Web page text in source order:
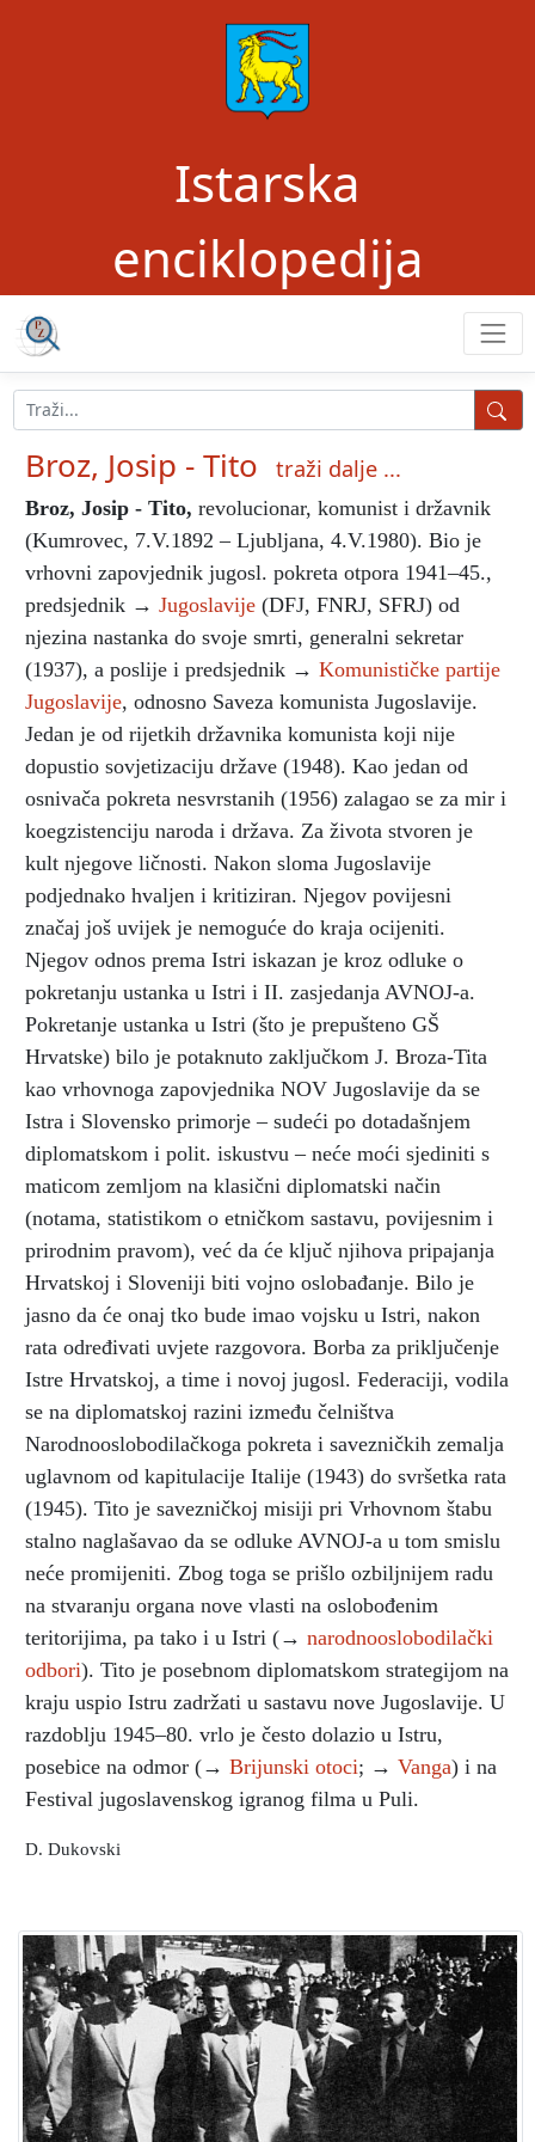
Istarska
enciklopedija
Broz, Josip - Tito traži dalje ...
Broz, Josip - Tito, revolucionar, komunist i državnik
(Kumrovec, 7.V.1892 – Ljubljana, 4.V.1980). Bio je
vrhovni zapovjednik jugosl. pokreta otpora 1941–45.,
predsjednik → Jugoslavije (DFJ, FNRJ, SFRJ) od
njezina nastanka do svoje smrti, generalni sekretar
(1937), a poslije i predsjednik → Komunističke partije
Jugoslavije, odnosno Saveza komunista Jugoslavije.
Jedan je od rijetkih državnika komunista koji nije
dopustio sovjetizaciju države (1948). Kao jedan od
osnivača pokreta nesvrstanih (1956) zalagao se za mir i
koegzistenciju naroda i država. Za života stvoren je
kult njegove ličnosti. Nakon sloma Jugoslavije
podjednako hvaljen i kritiziran. Njegov povijesni
značaj još uvijek je nemoguće do kraja ocijeniti.
Njegov odnos prema Istri iskazan je kroz odluke o
pokretanju ustanka u Istri i II. zasjedanja AVNOJ-a.
Pokretanje ustanka u Istri (što je prepušteno GŠ
Hrvatske) bilo je potaknuto zaključkom J. Broza-Tita
kao vrhovnoga zapovjednika NOV Jugoslavije da se
Istra i Slovensko primorje – sudeći po dotadašnjem
diplomatskom i polit. iskustvu – neće moći sjediniti s
maticom zemljom na klasični diplomatski način
(notama, statistikom o etničkom sastavu, povijesnim i
prirodnim pravom), već da će ključ njihova pripajanja
Hrvatskoj i Sloveniji biti vojno oslobađanje. Bilo je
jasno da će onaj tko bude imao vojsku u Istri, nakon
rata određivati uvjete razgovora. Borba za priključenje
Istre Hrvatskoj, a time i novoj jugosl. Federaciji, vodila
se na diplomatskoj razini između čelništva
Narodnooslobodilačkoga pokreta i savezničkih zemalja
uglavnom od kapitulacije Italije (1943) do svršetka rata
(1945). Tito je savezničkoj misiji pri Vrhovnom štabu
stalno naglašavao da se odluke AVNOJ-a u tom smislu
neće promijeniti. Zbog toga se prišlo ozbiljnijem radu
na stvaranju organa nove vlasti na oslobođenim
teritorijima, pa tako i u Istri (→ narodnooslobodilački
odbori). Tito je posebnom diplomatskom strategijom na
kraju uspio Istru zadržati u sastavu nove Jugoslavije. U
razdoblju 1945–80. vrlo je često dolazio u Istru,
posebice na odmor (→ Brijunski otoci; → Vanga) i na
Festival jugoslavenskog igranog filma u Puli.
D. Dukovski